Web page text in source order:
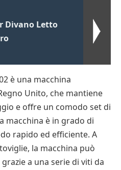
Divano Letto
è una macchina
Unito, che mantiene
e offre un comodo set di
macchina è in grado di
rapido ed efficiente. A
la macchina può
a una serie di viti da